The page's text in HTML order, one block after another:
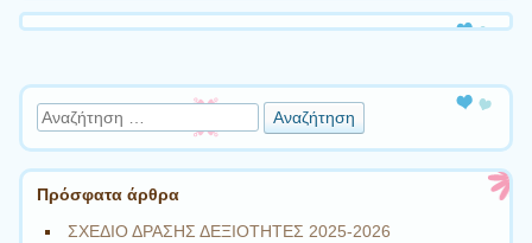
Αναζήτηση
Πρόσφατα άρθρα
ΣΧΕΔΙΟ ΔΡΑΣΗΣ ΔΕΞΙΟΤΗΤΕΣ 2025-2026